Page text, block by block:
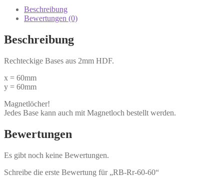
Beschreibung
Bewertungen (0)
Beschreibung
Rechteckige Bases aus 2mm HDF.
x = 60mm
y = 60mm
Magnetlöcher!
Jedes Base kann auch mit Magnetloch bestellt werden.
Bewertungen
Es gibt noch keine Bewertungen.
Schreibe die erste Bewertung für „RB-Rr-60-60“